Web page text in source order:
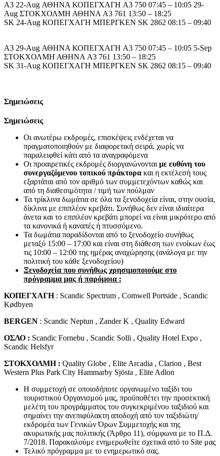
A3 22-Aug ΑΘΗΝΑ ΚΟΠΕΓΧΑΓΗ A3 750 07:45 – 10:05 29-
Aug ΣΤΟΚΧΟΛΜΗ ΑΘΗΝΑ A3 761 13:50 – 18:25
SK 24-Aug ΚΟΠΕΓΧΑΓΗ ΜΠΕΡΓΚΕΝ SK 2862 08:15 – 09:40
A3 29-Aug ΑΘΗΝΑ ΚΟΠΕΓΧΑΓΗ A3 750 07:45 – 10:05 5-Sep
ΣΤΟΚΧΟΛΜΗ ΑΘΗΝΑ A3 761 13:50 – 18:25
SK 31-Aug ΚΟΠΕΓΧΑΓΗ ΜΠΕΡΓΚΕΝ SK 2862 08:15 – 09:40
Σημειώσεις
Σημειώσεις
Οι ανωτέρω εκδρομές, επισκέψεις ενδέχεται να
πραγματοποιηθούν με διαφορετική σειρά, χωρίς να
παραλειφθεί κάτι από τα αναγραφόμενα
Οι προαιρετικές εκδρομές διοργανώνονταιμε ευθύνη του
συνεργαζόμενου τοπικού πράκτορα και η εκτέλεσή τους
εξαρτάται από τον αριθμό των συμμετεχόντων καθώς και
από τη διαθεσιμότητα / τιμή των πούλμαν
Τα τρίκλινα δωμάτια σε όλα τα ξενοδοχεία είναι, στην ουσία,
δίκλινα με επιπλέον κρεβάτι. Συνήθως δεν είναι ιδιαίτερα
άνετα και το επιπλέον κρεβάτι μπορεί να είναι μικρότερο από
τα κανονικά ή καναπές ή πτυσσόμενο.
Τα δωμάτια παραδίδονται από το ξενοδοχείο συνήθως
μεταξύ 15:00 – 17:00 και είναι στη διάθεση των ενοίκων έως
τις 10:00 – 12:00 της ημέρας αναχώρησης (ανάλογα με την
πολιτική του κάθε ξενοδοχείου)
Ξενοδοχεία που συνήθως χρησιμοποιούμε στο
πρόγραμμα μας ή παρόμοια :
ΚΟΠΕΓΧΑΓΗ: Scandic Spectrum , Comwell Portside , Scandic
Kødbyen
BERGEN : Scandic Neptun , Zander K , Quality Edward
ΟΣΛΟ : Scandic Fornebu , Scandic Solli , Quality Hotel Expo ,
Scandic Helsfyr
ΣΤΟΚΧΟΛΜΗ: Quality Globe , Elite Arcadia , Clarion , Best
Western Plus Park City Hammarby Sjösta , Elite Adlon
Η συμμετοχή σε οποιοδήποτε οργανωμένο ταξίδι του
τουριστικού Οργανισμού μας, προϋποθέτει την προσεκτική
μελέτη του προγράμματος του συγκεκριμένου ταξιδιού και
σημαίνει την ανεπιφύλακτη αποδοχή από τον ταξιδιώτη/
εκδρομέα των Γενικών Όρων Συμμετοχής και της
ακυρωτικής μας πολιτικής (Άρθρο 11), σύμφωνα με το Π.Δ.
7/2018. Παρακαλούμε ενημερωθείτε σχετικά από το Site μας
Τελικό πρόγραμμα με το ενημερωτικό σας.